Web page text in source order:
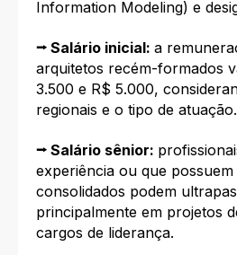
Information Modeling) e
⭢ Salário inicial: a
arquitetos recém-formados
3.500 e R$ 5.000,
regionais e o tipo de atuação.
⭢ Salário sênior:
experiência ou que
consolidados podem
principalmente em projetos
cargos de liderança.